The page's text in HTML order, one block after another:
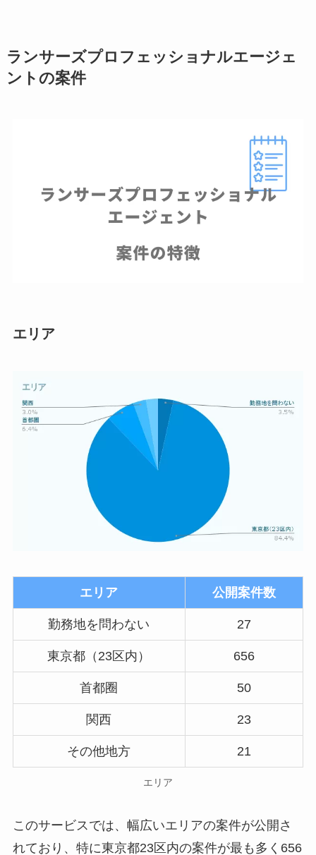
ランサーズプロフェッショナルエージェ
ントの案件
エリア
エリア 公開案件数
勤務地を問わない 27
東京都（23区内） 656
首都圈 50
関西 23
その他地方 21
エリア
このサービスでは、幅広いエリアの案件が公開さ
れており、特に東京都23区内の案件が最も多く656